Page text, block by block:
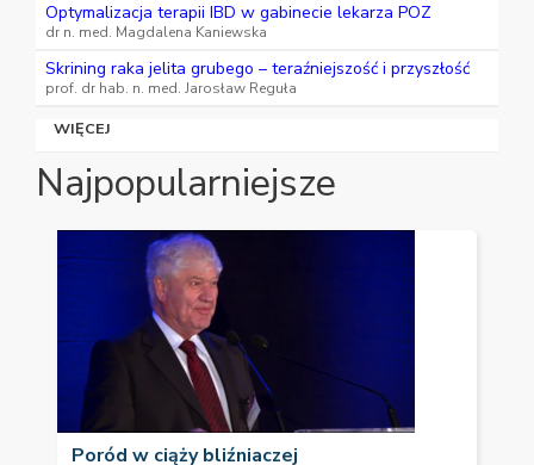
Optymalizacja terapii IBD w gabinecie lekarza POZ
dr n. med. Magdalena Kaniewska
Skrining raka jelita grubego – teraźniejszość i przyszłość
prof. dr hab. n. med. Jarosław Reguła
WIĘCEJ
Najpopularniejsze
Poród w ciąży bliźniaczej